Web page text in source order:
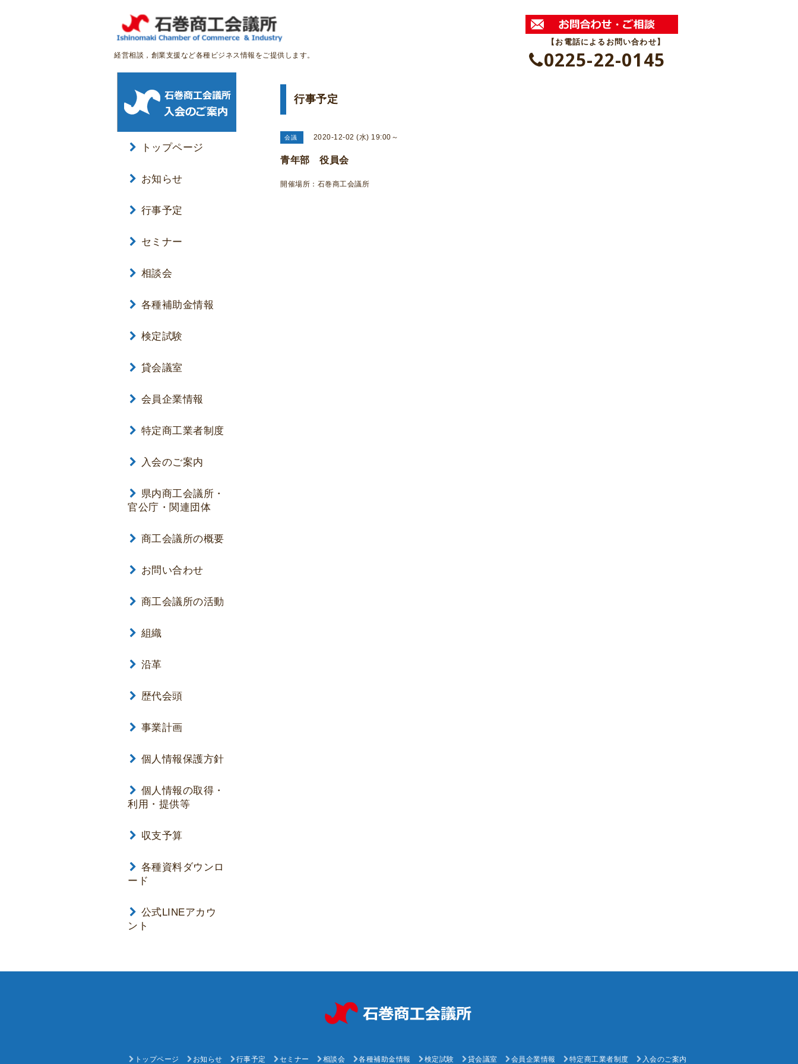
【お電話によるお問い合わせ】
0225-22-0145
経営相談，創業支援など各種ビジネス情報をご提供します。
行事予定
会議 2020-12-02 (水) 19:00～
青年部 役員会
開催場所：石巻商工会議所
トップページ
お知らせ
行事予定
セミナー
相談会
各種補助金情報
検定試験
貸会議室
会員企業情報
特定商工業者制度
入会のご案内
県内商工会議所・
官公庁・関連団体
商工会議所の概要
お問い合わせ
商工会議所の活動
組織
沿革
歴代会頭
事業計画
個人情報保護方針
個人情報の取得・
利用・提供等
収支予算
各種資料ダウンロ
ード
公式LINEアカウ
ント
トップページ お知らせ 行事予定 セミナー 相談会 各種補助金情報 検定試験 貸会議室 会員企業情報 特定商工業者制度 入会のご案内